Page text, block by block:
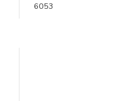
6053